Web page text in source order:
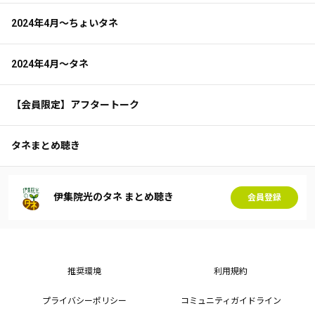
2024年4月～ちょいタネ
2024年4月～タネ
【会員限定】アフタートーク
タネまとめ聴き
伊集院光のタネ まとめ聴き 会員登録
推奨環境 利用規約
プライバシーポリシー コミュニティガイドライン